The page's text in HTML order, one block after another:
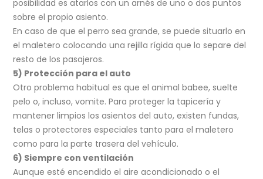
posibilidad es atarlos con un arnés de uno o dos puntos
sobre el propio asiento.
En caso de que el perro sea grande, se puede situarlo en
el maletero colocando una rejilla rígida que lo separe del
resto de los pasajeros.
5) Protección para el auto
Otro problema habitual es que el animal babee, suelte
pelo o, incluso, vomite. Para proteger la tapicería y
mantener limpios los asientos del auto, existen fundas,
telas o protectores especiales tanto para el maletero
como para la parte trasera del vehículo.
6) Siempre con ventilación
Aunque esté encendido el aire acondicionado o el